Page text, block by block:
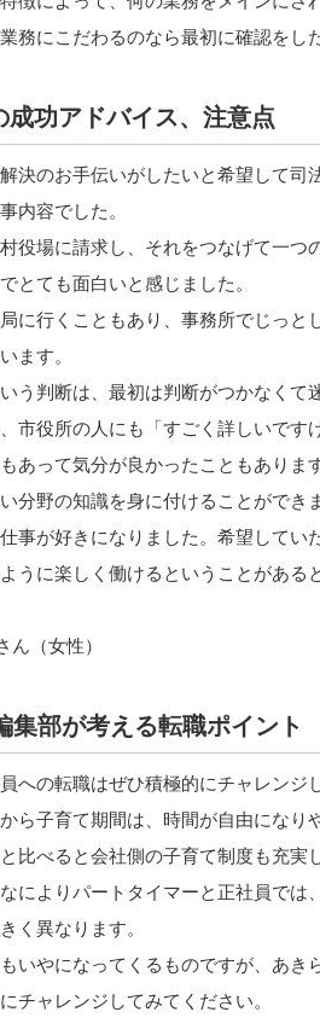
務にこだわるのなら最初に確認をし
成功アドバイス、注意点
決のお手伝いがしたいと希望して司
内容でした。
役場に請求し、それをつなげて一つ
とても面白いと感じました。
に行くこともあり、事務所でじっと
ます。
う判断は、最初は判断がつかなくて
市役所の人にも「すごく詳しいです
あって気分が良かったこともありま
分野の知識を身に付けることができ
事が好きになりました。希望してい
うに楽しく働けるということがある
（女性）
集部が考える転職ポイント
への転職はぜひ積極的にチャレンジ
ら子育て期間は、時間が自由になり
比べると会社側の子育て制度も充実
によりパートタイマーと正社員では
く異なります。
いやになってくるものですが、あき
チャレンジしてみてください。